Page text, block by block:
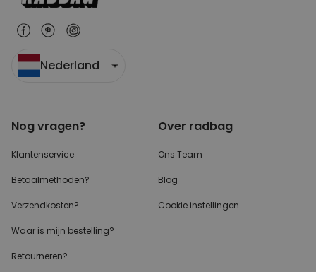
Nederland
Nog vragen?
Klantenservice
Betaalmethoden?
Verzendkosten?
Waar is mijn bestelling?
Retourneren?
Over radbag
Ons Team
Blog
Cookie instellingen